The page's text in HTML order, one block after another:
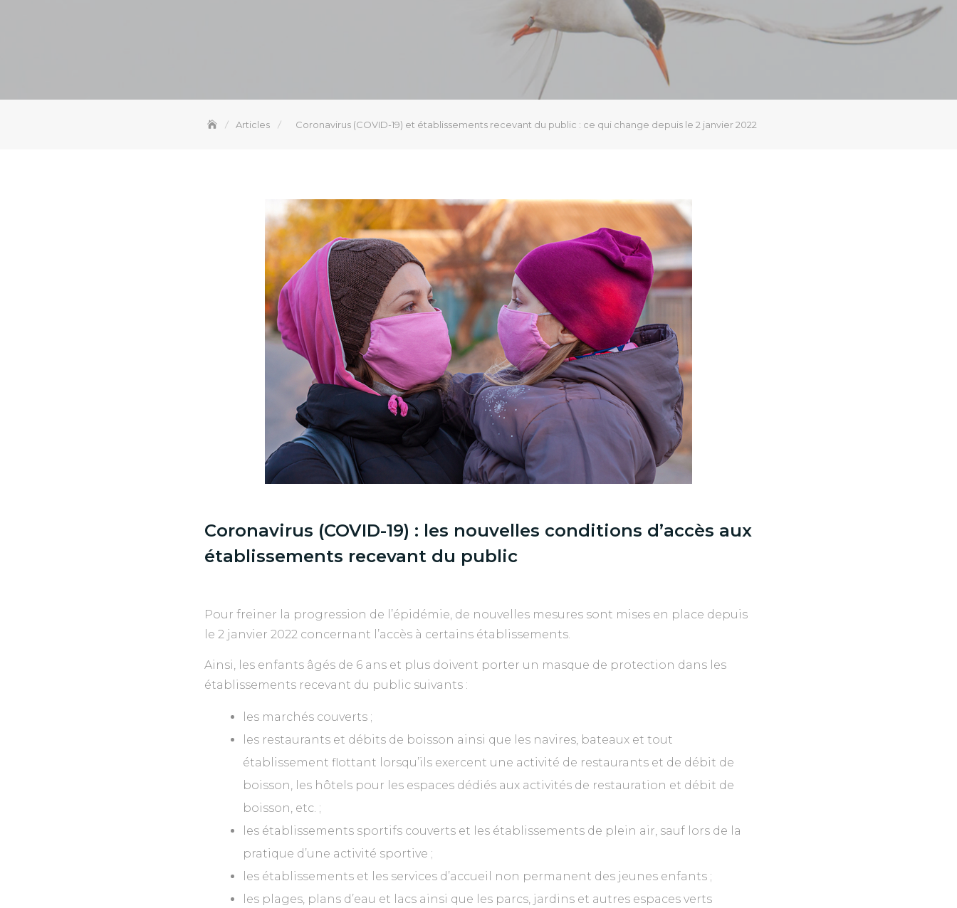
Articles Coronavirus (COVID-19) et établissements recevant du public : ce qui change depuis le 2 janvier 2022
Coronavirus (COVID-19) : les nouvelles conditions d’accès aux
établissements recevant du public
Pour freiner la progression de l’épidémie, de nouvelles mesures sont mises en place depuis
le 2 janvier 2022 concernant l’accès à certains établissements.
Ainsi, les enfants âgés de 6 ans et plus doivent porter un masque de protection dans les
établissements recevant du public suivants :
les marchés couverts ;
les restaurants et débits de boisson ainsi que les navires, bateaux et tout
établissement flottant lorsqu’ils exercent une activité de restaurants et de débit de
boisson, les hôtels pour les espaces dédiés aux activités de restauration et débit de
boisson, etc. ;
les établissements sportifs couverts et les établissements de plein air, sauf lors de la
pratique d’une activité sportive ;
les établissements et les services d’accueil non permanent des jeunes enfants ;
les plages, plans d’eau et lacs ainsi que les parcs, jardins et autres espaces verts